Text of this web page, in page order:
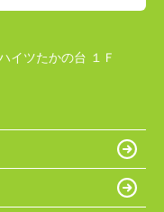
イツたかの台 １Ｆ